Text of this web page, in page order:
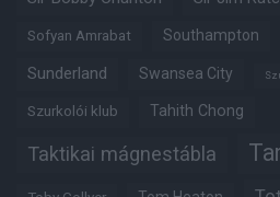
Sofyan Amrabat Southampton
Sunderland Swansea City
Szurkolói klub Tahith Chong
Taktikai mágnestábla